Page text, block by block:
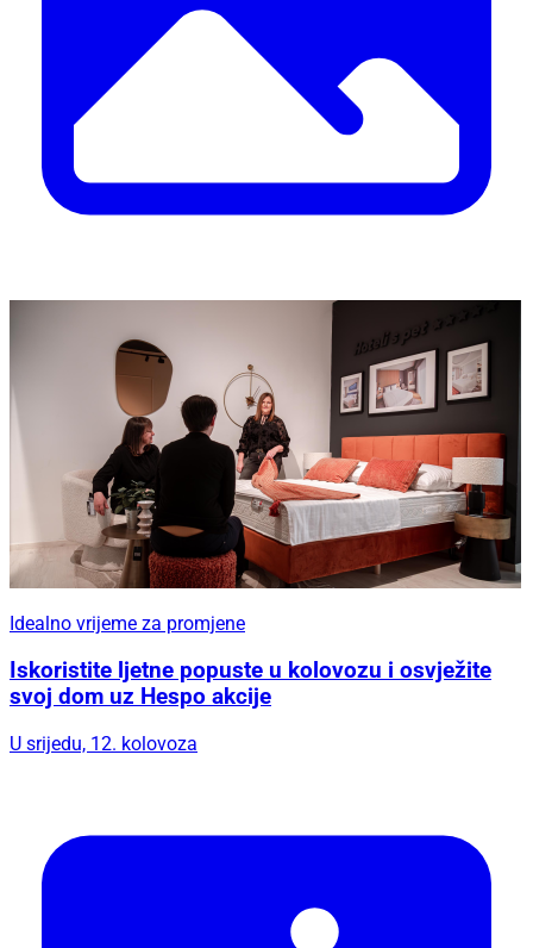
Idealno vrijeme za promjene
Iskoristite ljetne popuste u kolovozu i osvježite
svoj dom uz Hespo akcije
U srijedu, 12. kolovoza